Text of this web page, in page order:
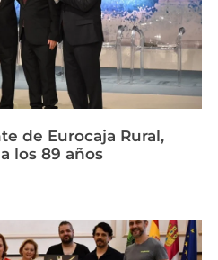
de Eurocaja Rural,
los 89 años